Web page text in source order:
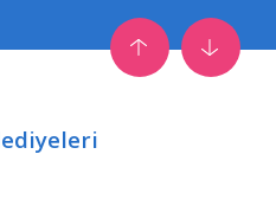
nasıl bulunabilirim?